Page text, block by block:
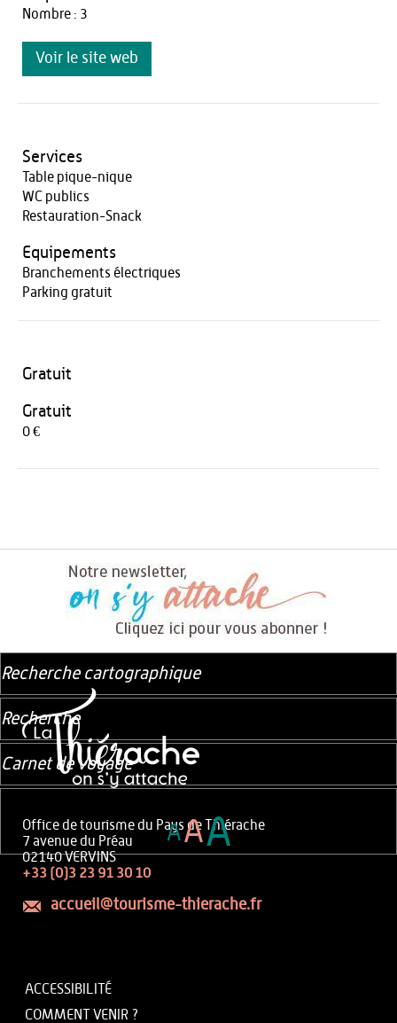
Nombre : 3
Voir le site web
Services
Table pique-nique
WC publics
Restauration-Snack
Equipements
Branchements électriques
Parking gratuit
Gratuit
Gratuit
0 €
Office de tourisme du Pays de Thiérache
7 avenue du Préau
02140 VERVINS
+33 (0)3 23 91 30 10
accueil@tourisme-thierache.fr
ACCESSIBILITÉ
COMMENT VENIR ?
Recherche cartographique
Recherche
Carnet de voyage
AAA